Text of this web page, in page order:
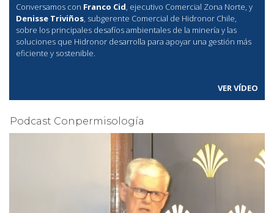
Conversamos con Franco Cid, ejecutivo Comercial Zona Norte, y
Denisse Triviños, subgerente Comercial de Hidronor Chile,
sobre los principales desafíos ambientales de la minería y las
soluciones que Hidronor desarrolla para apoyar una gestión más
eficiente y sostenible.
VER VÍDEO
Podcast Conpermisología